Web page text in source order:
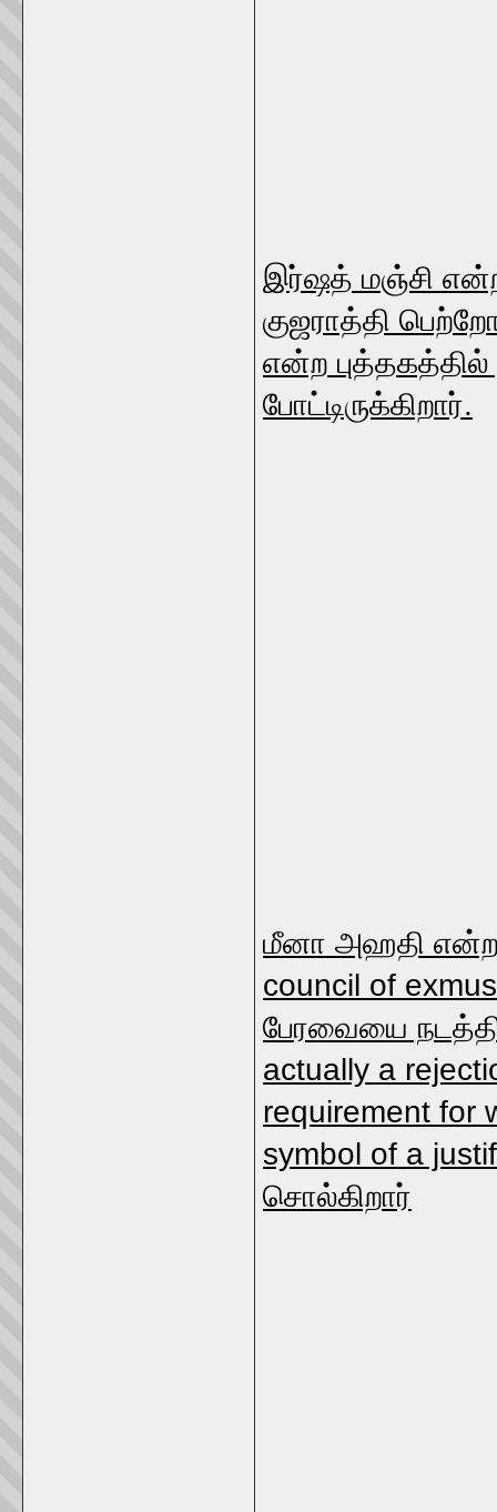
இர்ஷத் மஞ்சி
குஜராத்தி
என்ற
போட்டிருக்கிறார்.
மீனா அஹதி என்ற
council of
பேரவையை நடத்தி
actually a
requirement for
symbol of a
சொல்கிறார்